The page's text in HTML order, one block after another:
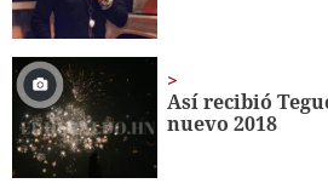
Así recibió
nuevo 2018